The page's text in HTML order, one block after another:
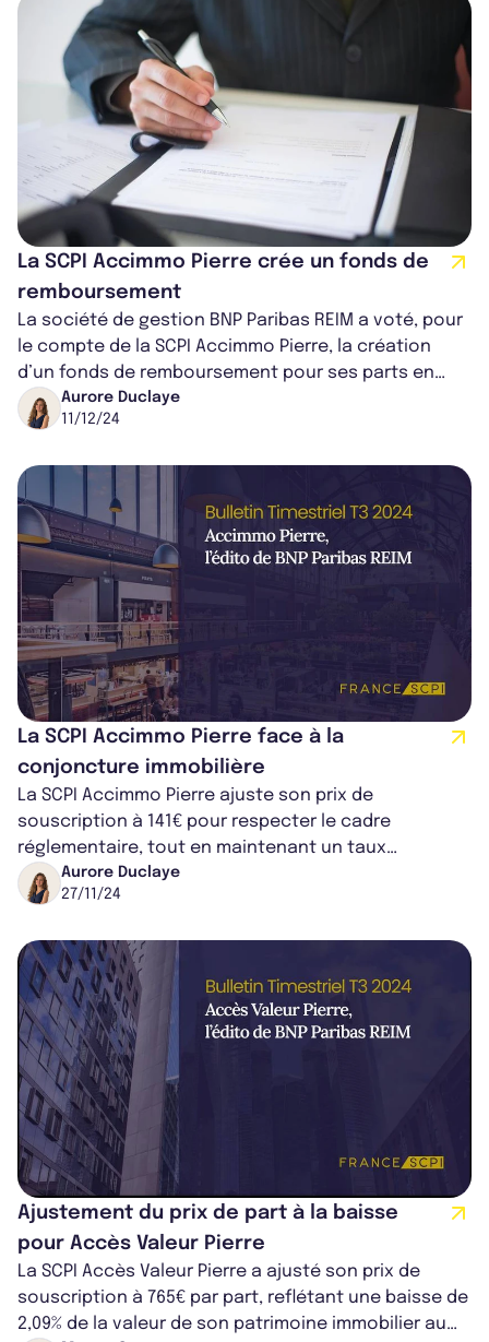
La SCPI Accimmo Pierre crée un fonds de
remboursement
La société de gestion BNP Paribas REIM a voté, pour
le compte de la SCPI Accimmo Pierre, la création
d’un fonds de remboursement pour ses parts en
attente de retrait, à hauteur de...
Aurore Duclaye
11/12/24
La SCPI Accimmo Pierre face à la
conjoncture immobilière
La SCPI Accimmo Pierre ajuste son prix de
souscription à 141€ pour respecter le cadre
réglementaire, tout en maintenant un taux
d’occupation financier stable à 91,2%. Face à des te...
Aurore Duclaye
27/11/24
Ajustement du prix de part à la baisse
pour Accès Valeur Pierre
La SCPI Accès Valeur Pierre a ajusté son prix de
souscription à 765€ par part, reflétant une baisse de
2,09% de la valeur de son patrimoine immobilier au